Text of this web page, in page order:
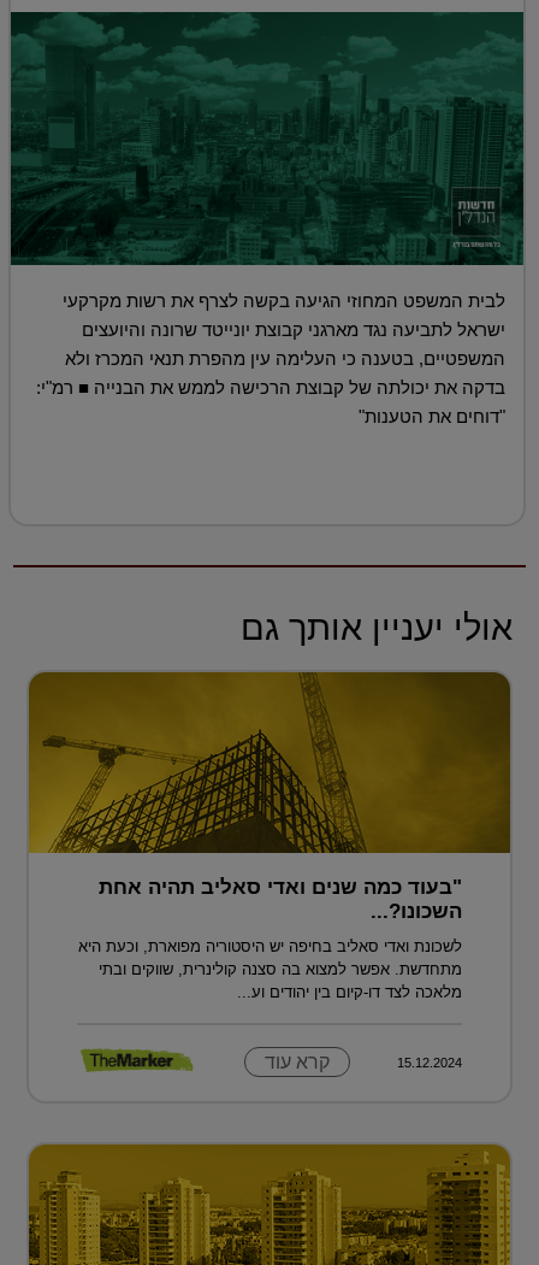
לבית המשפט המחוזי הגיעה בקשה לצרף את רשות מקרקעי
ישראל לתביעה נגד מארגני קבוצת יונייטד שרונה והיועצים
המשפטיים, בטענה כי העלימה עין מהפרת תנאי המכרז ולא
בדקה את יכולתה של קבוצת הרכישה לממש את הבנייה ■ רמ"י:
"דוחים את הטענות"
אולי יעניין אותך גם
"בעוד כמה שנים ואדי סאליב תהיה אחת
השכונו?...
לשכונת ואדי סאליב בחיפה יש היסטוריה מפוארת, וכעת היא
מתחדשת. אפשר למצוא בה סצנה קולינרית, שווקים ובתי
מלאכה לצד דו-קיום בין יהודים וע...
15.12.2024 קרא עוד